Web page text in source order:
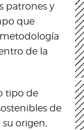
patrones y
que
de la
tipo de
de
origen,